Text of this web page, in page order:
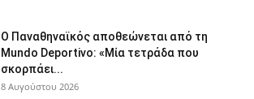
Ο Παναθηναϊκός αποθεώνεται από τη
Mundo Deportivo: «Μία τετράδα που
σκορπάει...
8 Αυγούστου 2026